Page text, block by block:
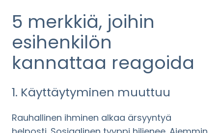
5 merkkiä, joihin
esihenkilön
kannattaa reagoida
1. Käyttäytyminen muuttuu
Rauhallinen ihminen alkaa ärsyyntyä